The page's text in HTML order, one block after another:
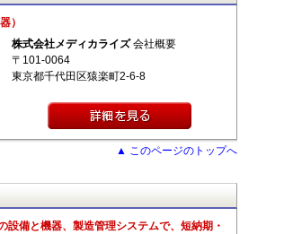
）
株式会社メディカライズ会社概要
〒101-0064
東京都千代田区猿楽町2-6-8
▲ このページのトップへ
備と機器、製造管理システムで、短納期・